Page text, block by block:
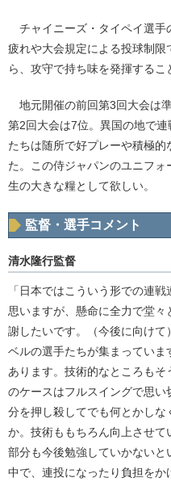
チャイニーズ・タイペイ選手
疲れや大会規定による投球制
ら、攻守で持ち味を発揮するこ
地元開催の前回第3回大会は
第2回大会は7位。異国の地で
たちは随所で好プレーや積極
た。この侍ジャパンのユニフ
生の大きな糧として欲しい。
監督・選手コメント
清水隆行監督
「日本ではこういう形での連
思いますが、懸命に全力で堂
謝したいです。（今後に向け
ベルの選手たちが集まってい
あります。技術的なところもそ
のケースはフルスイングで思
分を押し殺してでも何とかしな
か。技術ももちろん向上させて
部分も今後勉強していかない
中で、連投になったり負担を